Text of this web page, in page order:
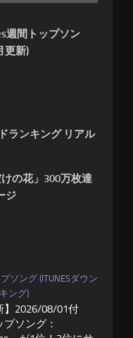
週間トップソン
更新)
ランキング リアル
の花」300万枚達
ジ
ソング (ITUNESダウン
ング)
】2026/08/01付
プソング：